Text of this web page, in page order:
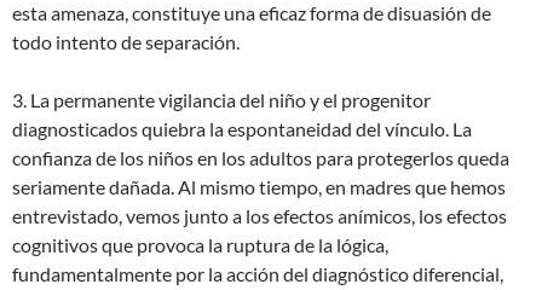
esta amenaza, constituye una eficaz forma de disuasión de
todo intento de separación.
3. La permanente vigilancia del niño y el progenitor
diagnosticados quiebra la espontaneidad del vínculo. La
confianza de los niños en los adultos para protegerlos queda
seriamente dañada. Al mismo tiempo, en madres que hemos
entrevistado, vemos junto a los efectos anímicos, los efectos
cognitivos que provoca la ruptura de la lógica,
fundamentalmente por la acción del diagnóstico diferencial,